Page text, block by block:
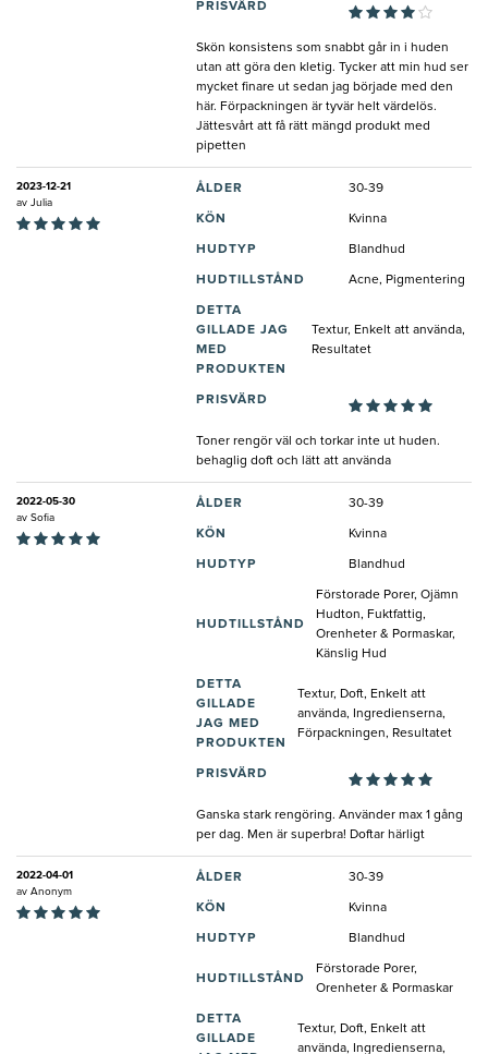
PRISVÄRD
Skön konsistens som snabbt går in i huden
utan att göra den kletig. Tycker att min hud ser
mycket finare ut sedan jag började med den
här. Förpackningen är tyvär helt värdelös.
Jättesvårt att få rätt mängd produkt med
pipetten
2023-12-21
av Julia
ÅLDER 30-39
KÖN Kvinna
HUDTYP Blandhud
HUDTILLSTÅND Acne, Pigmentering
DETTA
GILLADE JAG
MED
PRODUKTEN
Textur, Enkelt att använda,
Resultatet
PRISVÄRD
Toner rengör väl och torkar inte ut huden.
behaglig doft och lätt att använda
2022-05-30
av Sofia
ÅLDER 30-39
KÖN Kvinna
HUDTYP Blandhud
HUDTILLSTÅND
Förstorade Porer, Ojämn
Hudton, Fuktfattig,
Orenheter & Pormaskar,
Känslig Hud
DETTA
GILLADE
JAG MED
PRODUKTEN
Textur, Doft, Enkelt att
använda, Ingredienserna,
Förpackningen, Resultatet
PRISVÄRD
Ganska stark rengöring. Använder max 1 gång
per dag. Men är superbra! Doftar härligt
2022-04-01
av Anonym
ÅLDER 30-39
KÖN Kvinna
HUDTYP Blandhud
HUDTILLSTÅND
Förstorade Porer,
Orenheter & Pormaskar
DETTA
GILLADE
Textur, Doft, Enkelt att
använda, Ingredienserna,